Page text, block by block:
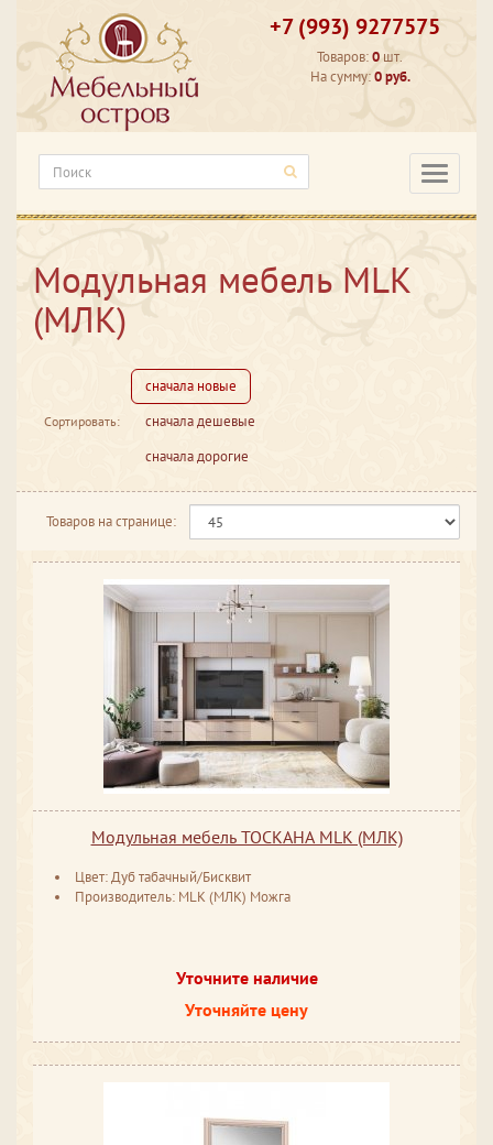
+7 (993) 9277575
Товаров:0 шт.
На сумму:0 руб.
Модульная мебель MLK
(МЛК)
Сортировать:
сначала новые
сначала дешевые
сначала дорогие
Товаров на странице:
Модульная мебель ТОСКАНА MLK (МЛК)
Цвет: Дуб табачный/Бисквит
Производитель: MLK (МЛК) Можга
Уточните наличие
Уточняйте цену